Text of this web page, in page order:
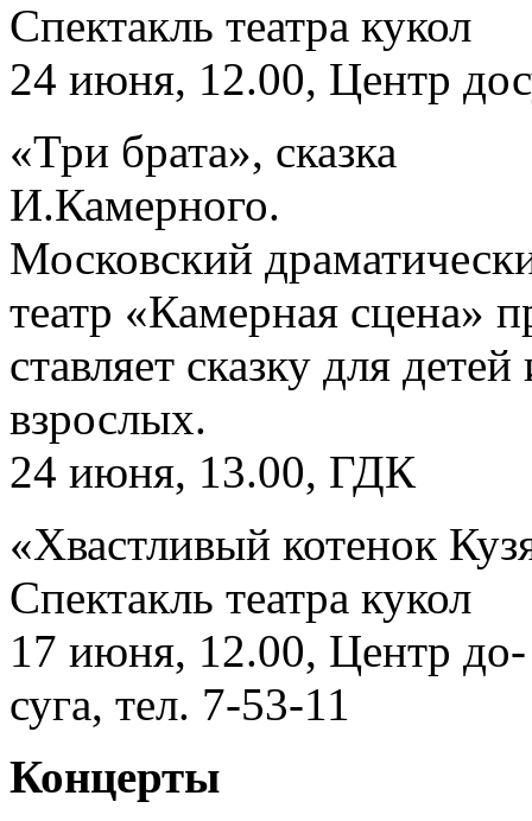
Спектакль театра кукол
24 июня, 12.00, Центр
«Три брата», сказка
И.Камерного.
Московский
театр «Камерная сцена»
ставляет сказку для детей
взрослых.
24 июня, 13.00, ГДК
«Хвастливый котенок
Спектакль театра кукол
17 июня, 12.00, Центр до-
суга, тел. 7-53-11
Концерты